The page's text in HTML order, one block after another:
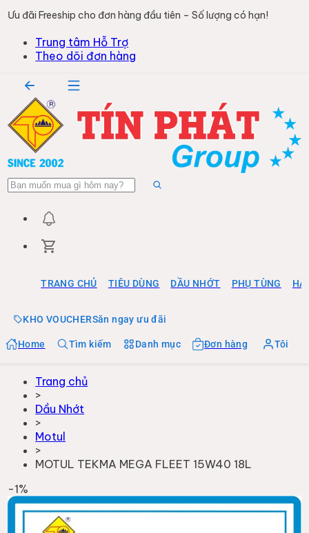
Ưu đãi Freeship cho đơn hàng đầu tiên – Số lượng có hạn!
Trung tâm Hỗ Trợ
Theo dõi đơn hàng
TRANG CHỦ TIÊU DÙNG DẦU NHỚT PHỤ TÙNG
KHO VOUCHERSăn ngay ưu đãi
Home Tìm kiếm Danh mục Đơn hàng Tôi
Trang chủ
>
Dầu Nhớt
>
Motul
>
MOTUL TEKMA MEGA FLEET 15W40 18L
-1%